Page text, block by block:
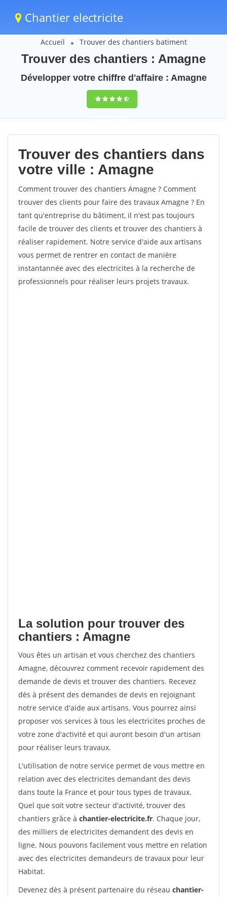
Chantier electricite
Accueil Trouver des chantiers batiment
Trouver des chantiers : Amagne
Développer votre chiffre d'affaire : Amagne
9,5(100%)60
votes
Trouver des chantiers dans
votre ville : Amagne
Comment trouver des chantiers Amagne ? Comment
trouver des clients pour faire des travaux Amagne ? En
tant qu'entreprise du bâtiment, il n'est pas toujours
facile de trouver des clients et trouver des chantiers à
réaliser rapidement. Notre service d'aide aux artisans
vous permet de rentrer en contact de manière
instantannée avec des electricites à la recherche de
professionnels pour réaliser leurs projets travaux.
La solution pour trouver des
chantiers : Amagne
Vous êtes un artisan et vous cherchez des chantiers
Amagne, découvrez comment recevoir rapidement des
demande de devis et trouver des chantiers. Recevez
dès à présent des demandes de devis en rejoignant
notre service d'aide aux artisans. Vous pourrez ainsi
proposer vos services à tous les electricites proches de
votre zone d'activité et qui auront besoin d'un artisan
pour réaliser leurs travaux.
L'utilisation de notre service permet de vous mettre en
relation avec des electricites demandant des devis
dans toute la France et pour tous types de travaux.
Quel que soit votre secteur d'activité, trouver des
chantiers grâce à chantier-electricite.fr. Chaque jour,
des milliers de electricites demandent des devis en
ligne. Nous pouvons facilement vous mettre en relation
avec des electricites demandeurs de travaux pour leur
Habitat.
Devenez dès à présent partenaire du réseau chantier-